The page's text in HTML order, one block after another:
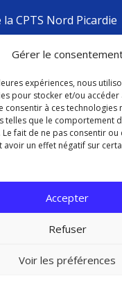
Gérer le
expériences, nous
pour stocker et/ou
consentir à ces technologies
telles que le comportement
Le fait de ne pas consentir
avoir un effet négatif sur
Accepter
Refuser
Voir les préférences
CPTS Nord Picardie
23 Juin à 17h43